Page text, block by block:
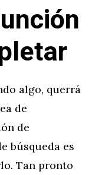
algo, querrá
de
de
búsqueda es
Tan pronto